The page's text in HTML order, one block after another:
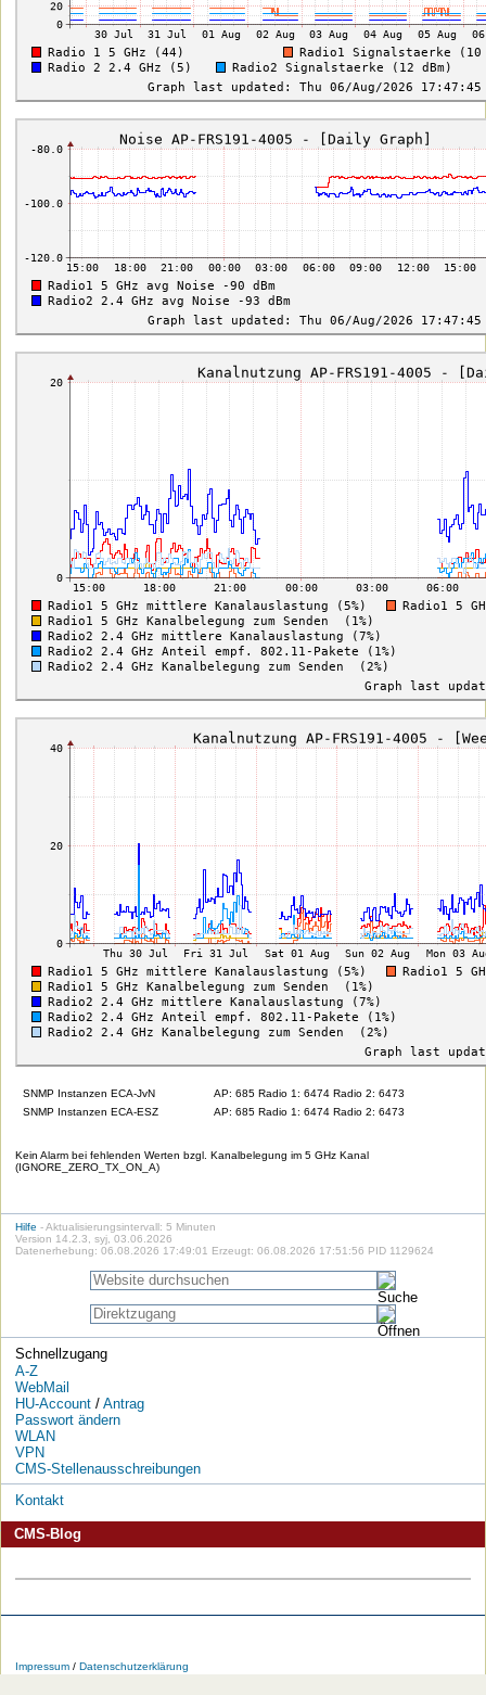
SNMP Instanzen ECA-JvN
AP: 685 Radio 1: 6474 Radio 2: 6473
SNMP Instanzen ECA-ESZ
AP: 685 Radio 1: 6474 Radio 2: 6473
Kein Alarm bei fehlenden Werten bzgl. Kanalbelegung im 5 GHz Kanal
(IGNORE_ZERO_TX_ON_A)
Hilfe - Aktualisierungsintervall: 5 Minuten
Version 14.2.3, syj, 03.06.2026
Datenerhebung: 06.08.2026 17:49:01 Erzeugt: 06.08.2026 17:51:56 PID 1129624
Schnellzugang
A-Z
WebMail
HU-Account/ Antrag
Passwort ändern
WLAN
VPN
CMS-Stellenausschreibungen
Kontakt
CMS-Blog
im
bei bei bei bei Feeds
Impressum/ Datenschutzerklärung